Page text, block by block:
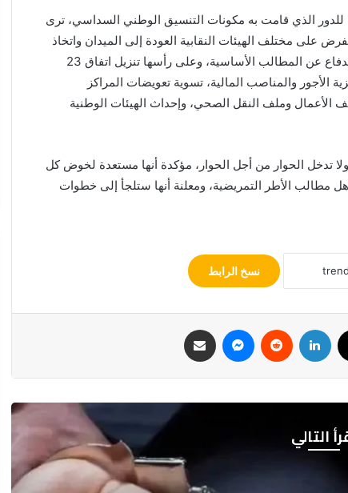
للدور الذي قامت به مكونات التنسيق الوطني السداسي، ترى
على مختلف الهيئات النقابية العودة إلى الميدان واتخاذ
خطوات جديدة. وأكدت أن التصعيد الحالي يهدف إلى الدفاع عن المطالب الأساسية، وعلى رأسها تنزيل اتفاق 23
الأجور والمناصب المالية، تسوية تعويضات المراكز
الأعمال وملف النقل الصحي، وإحداث الهيئات الوطنية
تدخل الحوار من أجل الحوار، مؤكدة أنها مستعدة لخوض كل
مطالب الأطر التمريضية، ومعلنة أنها ستلجأ إلى خطوات
نسخ الرابط
لينكدإن ماسنجر
التالي